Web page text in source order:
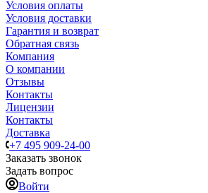
Условия оплаты
Условия доставки
Гарантия и возврат
Обратная связь
Компания
О компании
Отзывы
Контакты
Лицензии
Контакты
Доставка
+7 495 909-24-00
Заказать звонок
Задать вопрос
Войти